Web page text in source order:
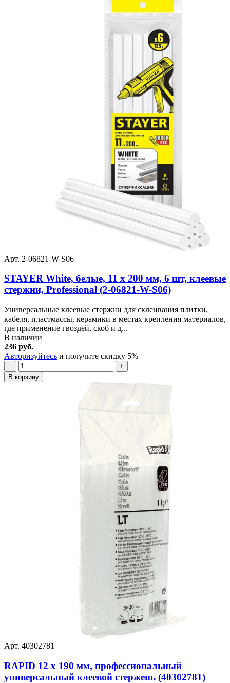
Арт. 2-06821-W-S06
STAYER White, белые, 11 х 200 мм, 6 шт, клеевые
стержни, Professional (2-06821-W-S06)
Универсальные клеевые стержни для склеивания плитки,
кабеля, пластмассы, керамики в местах крепления материалов,
где применение гвоздей, скоб и д...
В наличии
236 руб.
Авторизуйтесь и получите скидку 5%
−
+
В корзину
Арт. 40302781
RAPID 12 х 190 мм, профессиональный
универсальный клеевой стержень (40302781)